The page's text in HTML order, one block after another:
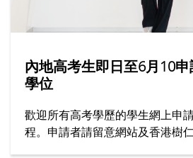
內地高考生即日至6月10
學位
歡迎所有高考學歷的學生網上申
程。申請者請留意網站及香港樹